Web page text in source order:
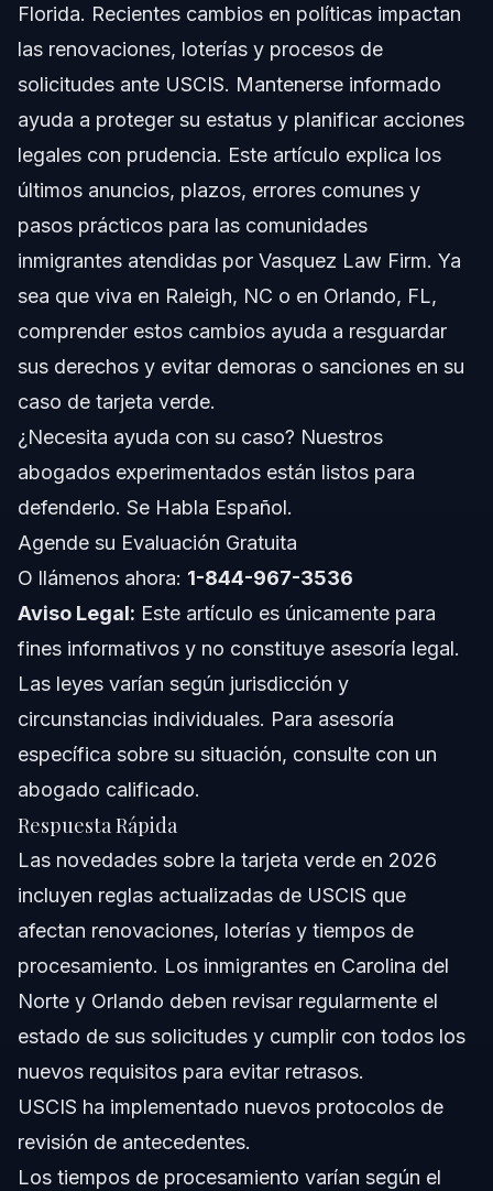
Paso 1: Reunir Documentos Requeridos
Paso 2: Presentar el Formulario I-90
Paso 3: Asistir a la Cita de Biométricos
Paso 4: Monitorear el Estado del Caso
Paso 5: Recibir su Nueva Tarjeta Verde
Errores Comunes a Evitar en Solicitudes de
Tarjeta Verde
Costos y Tarifas para el Trámite de Tarjeta Verde
a Nivel Nacional
Notas sobre Carolina del Norte
Notas sobre Florida
Conceptos Nacionales (Solo General, Las Reglas
Cambian)
Cuándo Contactar a un Abogado Sobre su Tarjeta
Verde
Confianza y Experiencia de Nuestros Abogados
¿Cuál es la nueva regla para las tarjetas verdes en
verde en EE.UU.?
¿Qué deben saber los titulares de tarjeta verde sobre
verde en 2026?
¿Qué es la lotería de la tarjeta verde y cómo puedo
solicitantes de tarjeta verde?
Florida. Recientes cambios en políticas impactan
las renovaciones, loterías y procesos de
solicitudes ante USCIS. Mantenerse informado
ayuda a proteger su estatus y planificar acciones
legales con prudencia. Este artículo explica los
últimos anuncios, plazos, errores comunes y
pasos prácticos para las comunidades
inmigrantes atendidas por Vasquez Law Firm. Ya
sea que viva en Raleigh, NC o en Orlando, FL,
comprender estos cambios ayuda a resguardar
sus derechos y evitar demoras o sanciones en su
caso de tarjeta verde.
¿Necesita ayuda con su caso? Nuestros
abogados experimentados están listos para
defenderlo. Se Habla Español.
Agende su Evaluación Gratuita
O llámenos ahora: 1-844-967-3536
Aviso Legal: Este artículo es únicamente para
fines informativos y no constituye asesoría legal.
Las leyes varían según jurisdicción y
circunstancias individuales. Para asesoría
específica sobre su situación, consulte con un
abogado calificado.
Respuesta Rápida
Las novedades sobre la tarjeta verde en 2026
incluyen reglas actualizadas de USCIS que
afectan renovaciones, loterías y tiempos de
procesamiento. Los inmigrantes en Carolina del
Norte y Orlando deben revisar regularmente el
estado de sus solicitudes y cumplir con todos los
nuevos requisitos para evitar retrasos.
USCIS ha implementado nuevos protocolos de
revisión de antecedentes.
Los tiempos de procesamiento varían según el